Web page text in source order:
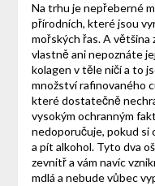
Na trhu je nepřeberné
přírodních, které jsou
mořských řas. A většina
vlastně ani nepoznáte
kolagen v těle ničí a to
množství rafinovaného
které dostatečně
vysokým ochranným
nedoporučuje, pokud
a pít alkohol. Tyto dva
zevnitř a vám navíc
mdlá a nebude vůbec